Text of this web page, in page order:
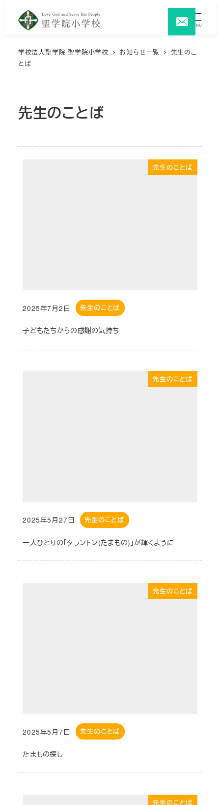
MENU
学校法人聖学院 聖学院小学校 お知らせ一覧
先生のこ
とば
先生のことば
先生のことば
子どもたちからの感謝の気持ち
投稿日
2025年7月2日 先生のことば
先生のことば
一人ひとりの「タラントン(たまもの)」が輝くように
投稿日
2025年5月27日 先生のことば
先生のことば
たまもの探し
投稿日
2025年5月7日 先生のことば
先生のことば